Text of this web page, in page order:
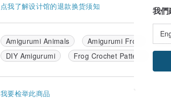
点我了解设计馆的退款换货须知
Amigurumi Animals Amigurumi Frog
DIY Amigurumi
Frog Crochet Pattern
我要检举此商品
我們